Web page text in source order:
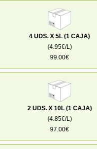
4 UDS. X 5L (1 CAJA)
(4.95€/L)
99.00€
2 UDS. X 10L (1 CAJA)
(4.85€/L)
97.00€